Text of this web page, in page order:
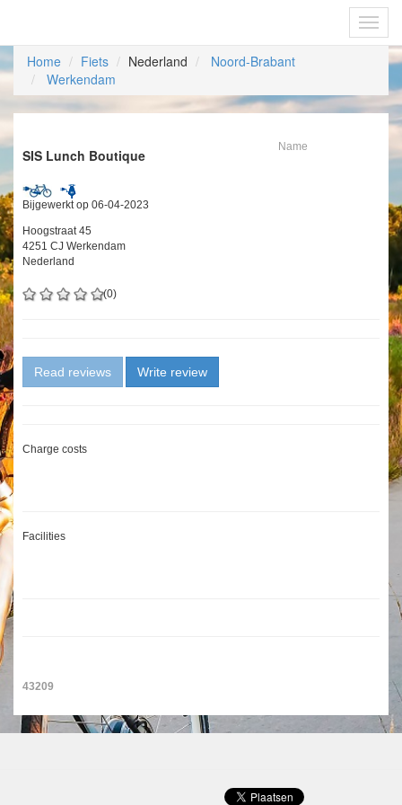
Home Fiets Nederland
Noord-Brabant
Werkendam
SIS Lunch Boutique Name
Bijgewerkt op 06-04-2023
Hoogstraat 45
4251 CJ Werkendam
Nederland
(0)
Read reviews Write review
Charge costs
Facilities
43209